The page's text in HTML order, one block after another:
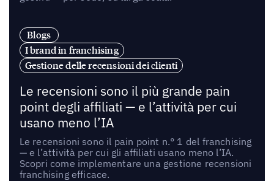
Blogs
I brand in franchising
Gestione delle recensioni dei clienti
Le recensioni sono il più grande pain
point degli affiliati — e l’attività per cui
usano meno l’IA
Le recensioni sono il pain point n.° 1 del franchising
— e l’attività per cui gli affiliati usano meno l’IA.
Scopri come implementare una gestione recensioni
franchising efficace.